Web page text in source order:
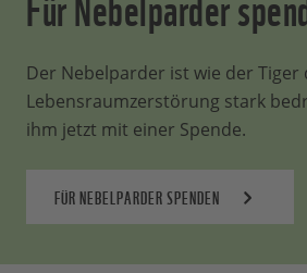
Der Nebelparder ist wie der
Lebensraumzerstörung stark
ihm jetzt mit einer Spende.
FÜR NEBELPARDER SPENDEN